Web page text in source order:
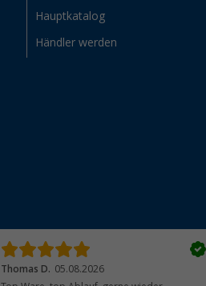
Hauptkatalog
Händler werden
Thomas D. 05.08.2026